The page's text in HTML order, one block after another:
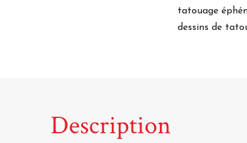
tatouage
dessins de
Description